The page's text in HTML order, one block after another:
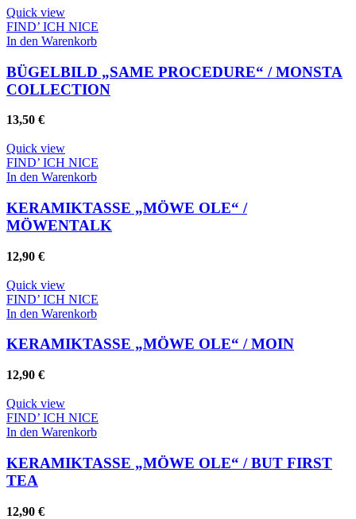
Quick view
FIND’ ICH NICE
In den Warenkorb
BÜGELBILD „SAME PROCEDURE“ / MONSTA
COLLECTION
13,50 €
Quick view
FIND’ ICH NICE
In den Warenkorb
KERAMIKTASSE „MÖWE OLE“ /
MÖWENTALK
12,90 €
Quick view
FIND’ ICH NICE
In den Warenkorb
KERAMIKTASSE „MÖWE OLE“ / MOIN
12,90 €
Quick view
FIND’ ICH NICE
In den Warenkorb
KERAMIKTASSE „MÖWE OLE“ / BUT FIRST
TEA
12,90 €